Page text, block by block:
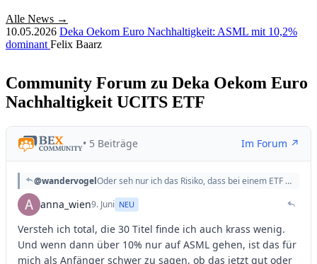
Alle News →
10.05.2026 Deka Oekom Euro Nachhaltigkeit: ASML mit 10,2%
dominant Felix Baarz
Community Forum zu Deka Oekom Euro
Nachhaltigkeit UCITS ETF